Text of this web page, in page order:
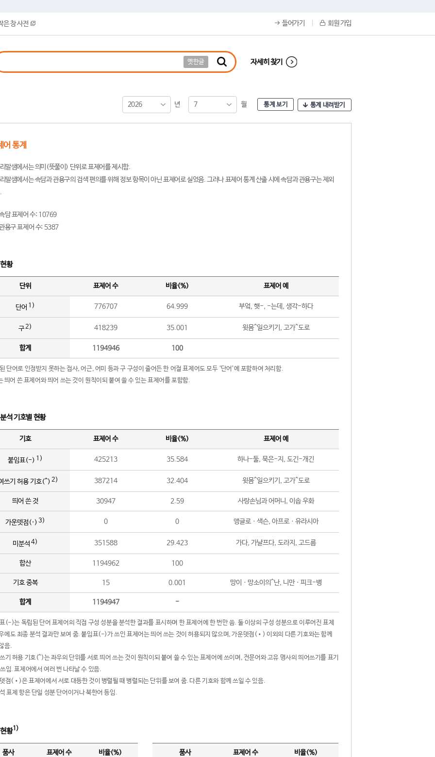
은 창 사전 들어가기 회원 가입
옛한글 자세히 찾기
2026 년 7 월 통계 보기 통계 내려받기
어 통계
말샘에서는 의미(뜻풀이) 단위로 표제어를 제시함.
말샘에서는 속담과 관용구의 검색 편의를 위해 정보 항목이 아닌 표제어로 실었음. 그러나 표제어 통계 산출 시에 속담과 관용구는 제외
담 표제어 수: 10769
용구 표제어 수: 5387
황
단위 표제어 수 비율(%) 표제어 예
단어 1) 776707 64.999 부엌, 햇-, -는데, 생각-하다
구2) 418239 35.001 윗몸^일으키기, 고가^도로
합계 1194946 100
단어로 인정받지 못하는 접사, 어근, 어미 등과 구 구성이 줄어든 한 어절 표제어도 모두 ‘단어’에 포함하여 처리함.
띄어 쓴 표제어와 띄어 쓰는 것이 원칙이되 붙여 쓸 수 있는 표제어를 포함함.
석 기호별 현황
기호 표제어 수 비율(%) 표제어 예
붙임표(-) 1) 425213 35.584 하나-둘, 묵은-지, 도긴-개긴
쓰기 허용 기호(^) 2) 387214 32.404 윗몸^일으키기, 고가^도로
띄어 쓴 것 30947 2.59 사랑손님과 어머니, 이솝 우화
가운뎃점(·) 3) 0 0 앵글로ㆍ색슨, 아프로ㆍ유라시아
미분석 4) 351588 29.423 가다, 가냘프다, 도라지, 고드름
합산 1194962 100
기호 중복 15 0.001 망이ㆍ망소이의^난, 니만ㆍ피크-병
합계 1194947 -
(-)는 독립된 단어 표제어의 직접 구성 성분을 분석한 결과를 표시하며 한 표제어에 한 번만 씀. 둘 이상의 구성 성분으로 이루어진 표제
에도 최종 분석 결과만 보여 줌. 붙임표(-)가 쓰인 표제어는 띄어 쓰는 것이 허용되지 않으며, 가운뎃점(•) 이외의 다른 기호와는 함께
음.
기 허용 기호(^)는 좌우의 단위를 서로 띄어 쓰는 것이 원칙이되 붙여 쓸 수 있는 표제어에 쓰이며, 전문어와 고유 명사의 띄어쓰기를 표기
임. 표제어에서 여러 번 나타날 수 있음.
점(•)은 표제어에서 서로 대등한 것이 병렬될 때 병렬되는 단위를 보여 줌. 다른 기호와 함께 쓰일 수 있음.
표제 항은 단일 성분 단어이거나 북한어 등임.
황1)
품사 표제어 수 비율(%) 품사 표제어 수 비율(%)